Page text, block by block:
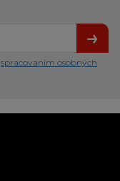
spracovaním osobných